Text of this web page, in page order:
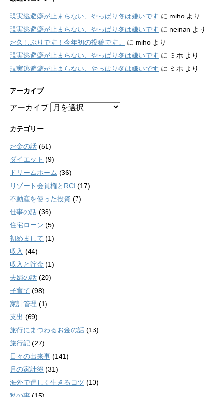
現実逃避癖が止まらない、やっぱり冬は嫌いです に miho より
現実逃避癖が止まらない、やっぱり冬は嫌いです に neinan より
お久しぶりです！今年初の投稿です。
に miho より
現実逃避癖が止まらない、やっぱり冬は嫌いです に ミホ より
現実逃避癖が止まらない、やっぱり冬は嫌いです に ミホ より
アーカイブ
アーカイブ
カテゴリー
お金の話 (51)
ダイエット (9)
ドリームホーム (36)
リゾート会員権とRCI (17)
不動産を使った投資 (7)
仕事の話 (36)
住宅ローン (5)
初めまして (1)
収入 (44)
収入と貯金 (1)
夫婦の話 (20)
子育て (98)
家計管理 (1)
支出 (69)
旅行にまつわるお金の話 (13)
旅行記 (27)
日々の出来事 (141)
月の家計簿 (31)
海外で逞しく生きるコツ (10)